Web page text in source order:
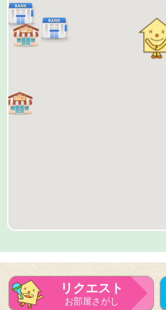
リクエスト
お部屋さがし